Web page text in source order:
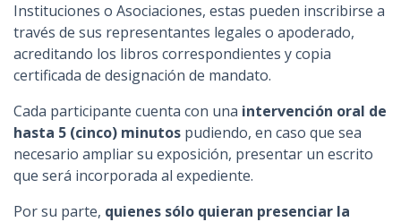
Instituciones o Asociaciones, estas pueden inscribirse a
través de sus representantes legales o apoderado,
acreditando los libros correspondientes y copia
certificada de designación de mandato.
Cada participante cuenta con una intervención oral de
hasta 5 (cinco) minutos pudiendo, en caso que sea
necesario ampliar su exposición, presentar un escrito
que será incorporada al expediente.
Por su parte, quienes sólo quieran presenciar la